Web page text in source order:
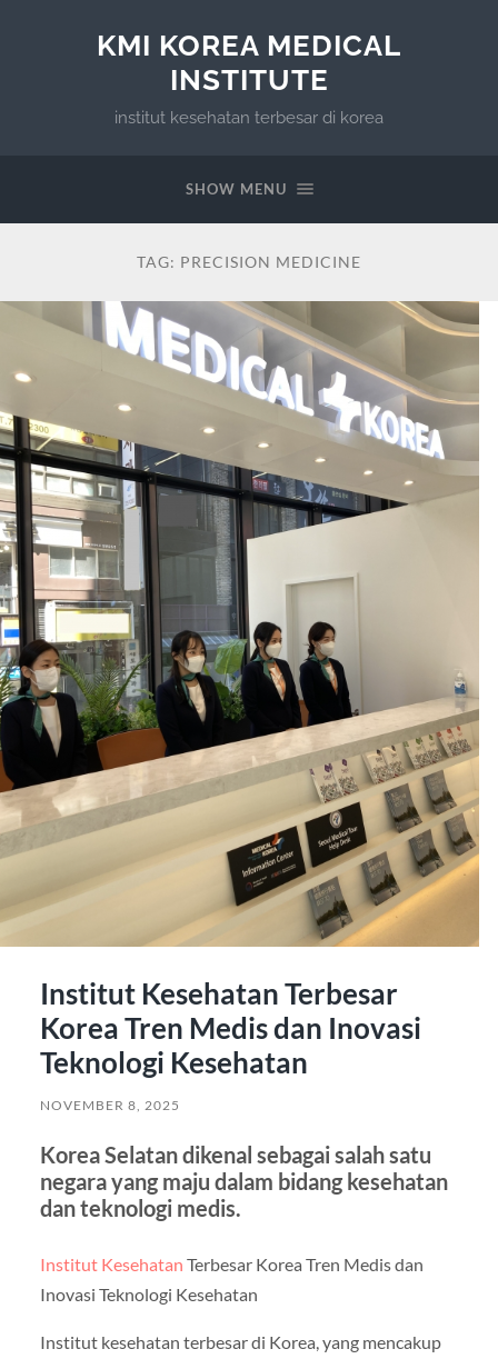
KMI KOREA MEDICAL
INSTITUTE
institut kesehatan terbesar di korea
SHOW MENU
TAG: PRECISION MEDICINE
Institut Kesehatan Terbesar
Korea Tren Medis dan Inovasi
Teknologi Kesehatan
NOVEMBER 8, 2025
Korea Selatan dikenal sebagai salah satu
negara yang maju dalam bidang kesehatan
dan teknologi medis.
Institut Kesehatan Terbesar Korea Tren Medis dan
Inovasi Teknologi Kesehatan
Institut kesehatan terbesar di Korea, yang mencakup